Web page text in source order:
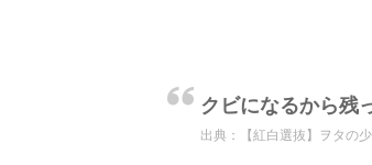
クビになるから残
出典： 【紅白選抜】ヲタの